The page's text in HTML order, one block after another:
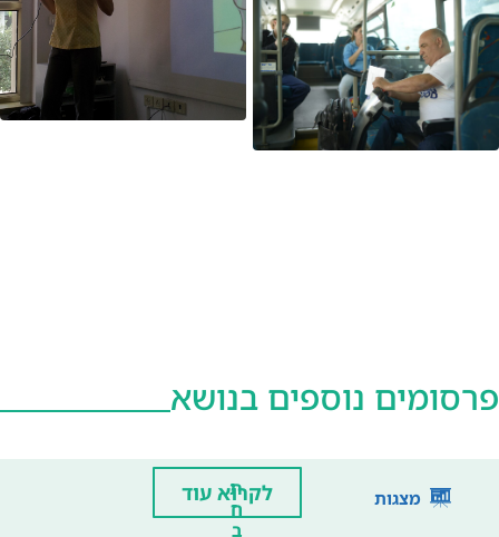
פרסומים נוספים בנושא
מצגות
ת
ח
ב
לקרוא עוד